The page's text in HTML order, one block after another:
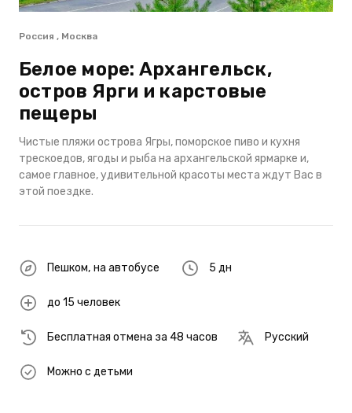
Россия , Москва
Белое море: Архангельск,
остров Ярги и карстовые
пещеры
Чиcтые пляжи острова Ягры, поморское пиво и кухня
трескоедов, ягоды и рыба на архангельской ярмарке и,
самое главное, удивительной красоты места ждут Вас в
этой поездке.
Пешком, на автобусе 5 дн
до 15 человек
Бесплатная отмена за 48 часов Русский
Можно с детьми